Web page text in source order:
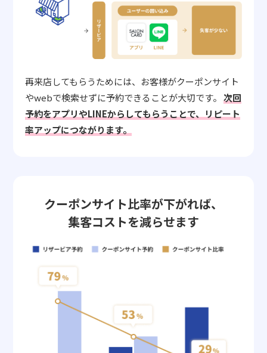
再来店してもらうためには、お客様がクーポンサイト
やwebで検索せずに予約できることが大切です。 次回
予約をアプリやLINEからしてもらうことで、リピート
率アップにつながります。
クーポンサイト比率が下がれば、
集客コストを減らせます